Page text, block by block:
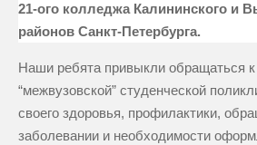
21-ого колледжа Калининского и
районов Санкт-Петербурга.
Наши ребята привыкли обращаться
“межвузовской” студенческой
своего здоровья, профилактики,
заболевании и необходимости